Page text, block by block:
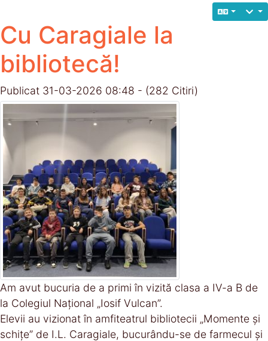
Cu Caragiale la
bibliotecă!
Publicat 31-03-2026 08:48 - (282 Citiri)
Am avut bucuria de a primi în vizită clasa a IV-a B de
la Colegiul Național „Iosif Vulcan”.
Elevii au vizionat în amfiteatrul bibliotecii „Momente și
schițe” de I.L. Caragiale, bucurându-se de farmecul și